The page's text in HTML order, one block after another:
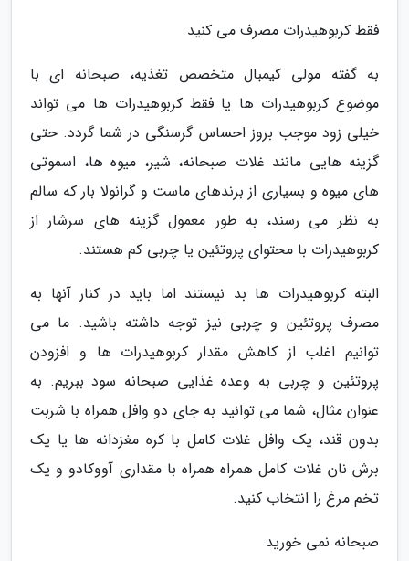
فقط کربوهیدرات مصرف می کنید
به گفته مولی کیمبال متخصص تغذیه، صبحانه ای با
موضوع کربوهیدرات ها یا فقط کربوهیدرات ها می تواند
خیلی زود موجب بروز احساس گرسنگی در شما گردد. حتی
گزینه هایی مانند غلات صبحانه، شیر، میوه ها، اسموتی
های میوه و بسیاری از برندهای ماست و گرانولا بار که سالم
به نظر می رسند، به طور معمول گزینه های سرشار از
کربوهیدرات با محتوای پروتئین یا چربی کم هستند.
البته کربوهیدرات ها بد نیستند اما باید در کنار آنها به
مصرف پروتئین و چربی نیز توجه داشته باشید. ما می
توانیم اغلب از کاهش مقدار کربوهیدرات ها و افزودن
پروتئین و چربی به وعده غذایی صبحانه سود ببریم. به
عنوان مثال، شما می توانید به جای دو وافل همراه با شربت
بدون قند، یک وافل غلات کامل با کره مغزدانه ها یا یک
برش نان غلات کامل همراه همراه با مقداری آووکادو و یک
تخم مرغ را انتخاب کنید.
صبحانه نمی خورید